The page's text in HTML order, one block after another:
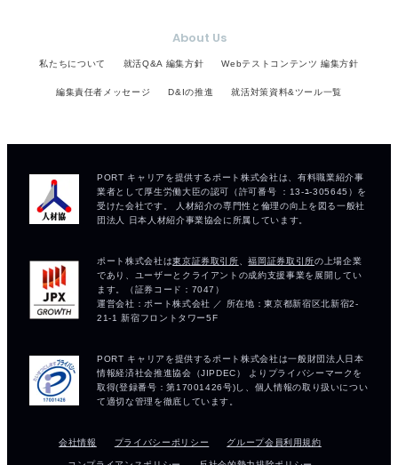
About Us
私たちについて 就活Q&A 編集方針 Webテストコンテンツ 編集方針
編集責任者メッセージ D&Iの推進 就活対策資料&ツール一覧
会社情報 プライバシーポリシー グループ会員利用規約